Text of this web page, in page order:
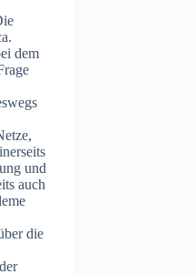
dem
und
auch
die